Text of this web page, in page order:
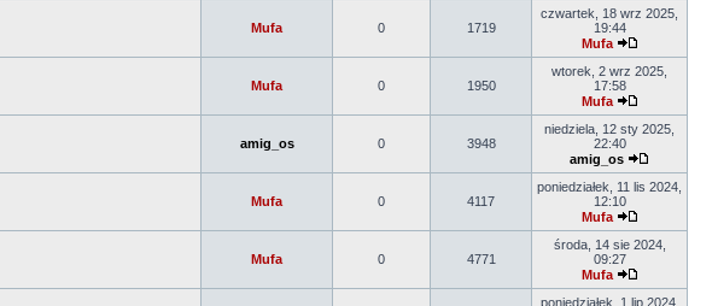
Mufa 0 1719
czwartek, 18 wrz 2025,
19:44
Mufa
Mufa 0 1950
wtorek, 2 wrz 2025,
17:58
Mufa
amig_os 0 3948
niedziela, 12 sty 2025,
22:40
amig_os
Mufa 0 4117
poniedziałek, 11 lis 2024,
12:10
Mufa
Mufa 0 4771
środa, 14 sie 2024,
09:27
Mufa
poniedziałek, 1 lip 2024,